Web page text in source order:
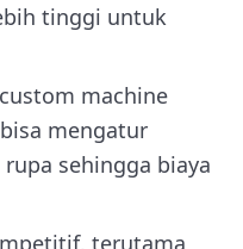
tinggi untuk
machine
mengatur
sehingga biaya
terutama